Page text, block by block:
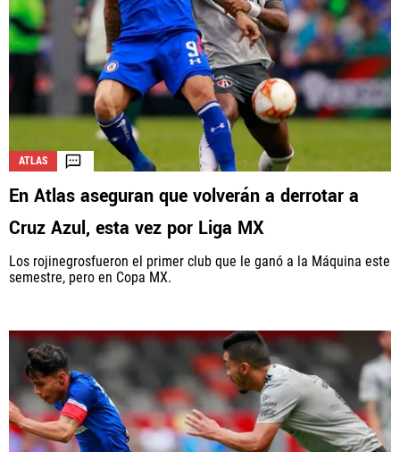
ATLAS
En Atlas aseguran que volverán a derrotar a
Cruz Azul, esta vez por Liga MX
Los rojinegrosfueron el primer club que le ganó a la Máquina este
semestre, pero en Copa MX.